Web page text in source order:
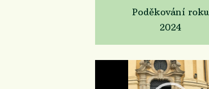
Poděkování roku
2024
přehrávač